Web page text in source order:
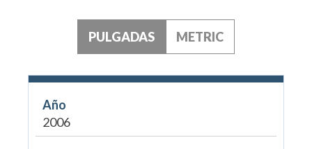
PULGADAS METRIC
Año
2006